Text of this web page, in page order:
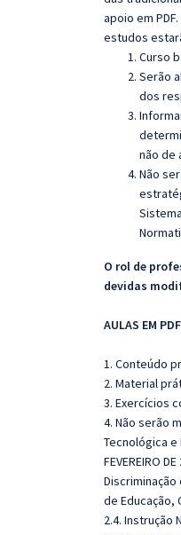
apoio em
estudos
Curso
Serão
dos
não de
Não
O rol de
devidas
AULAS EM
1. Conteúdo
2. Material
3. Exercícios
4. Não serão
Tecnológica e
FEVEREIRO
de Educação,
2.4. Instrução